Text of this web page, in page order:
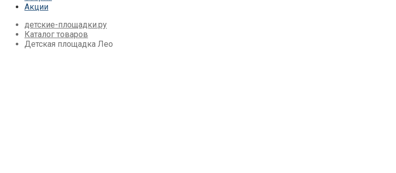
Детские площадки для дачи IgraGrad Клубный домик
Детские площадки для дачи Perfetto Sport
Детские площадки Савушка Тусун
Акции
детские-площадки.ру
Каталог товаров
Детская площадка Лео